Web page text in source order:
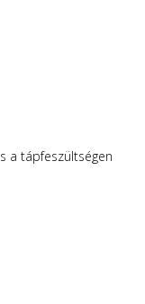
a tápfeszültségen